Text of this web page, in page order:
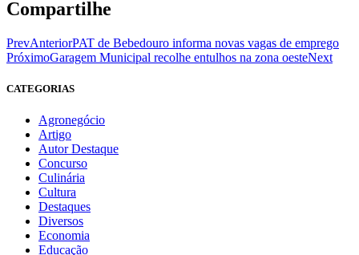
Compartilhe
PrevAnteriorPAT de Bebedouro informa novas vagas de emprego
PróximoGaragem Municipal recolhe entulhos na zona oesteNext
CATEGORIAS
Agronegócio
Artigo
Autor Destaque
Concurso
Culinária
Cultura
Destaques
Diversos
Economia
Educação